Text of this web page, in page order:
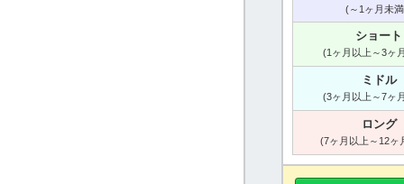
(～1ヶ月未
ショート
(1ヶ月以上～3ヶ
ミドル
(3ヶ月以上～7ヶ
ロング
(7ヶ月以上～12ヶ